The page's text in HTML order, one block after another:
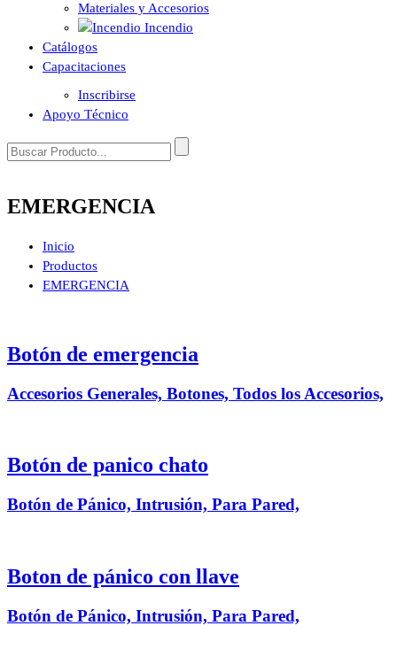
Materiales y Accesorios
Incendio
Catálogos
Capacitaciones
Inscribirse
Apoyo Técnico
EMERGENCIA
Inicio
Productos
EMERGENCIA
Botón de emergencia
Accesorios Generales, Botones, Todos los Accesorios,
Botón de panico chato
Botón de Pánico, Intrusión, Para Pared,
Boton de pánico con llave
Botón de Pánico, Intrusión, Para Pared,